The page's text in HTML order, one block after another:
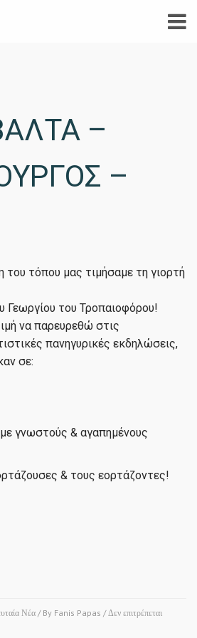
–
–
του τόπου μας τιμήσαμε τη γιορτή
Γεωργίου του Τροπαιοφόρου!
να παρευρεθώ στις
πανηγυρικές εκδηλώσεις,
σε:
γνωστούς & αγαπημένους
& τους εορτάζοντες!
Νέα/ By Fanis Papas /Δεν επιτρέπεται